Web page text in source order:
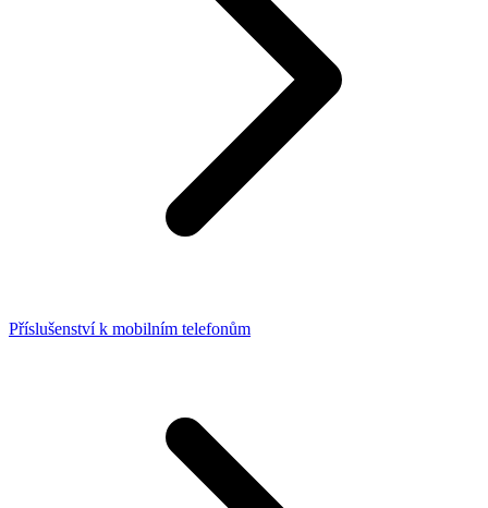
Příslušenství k mobilním telefonům